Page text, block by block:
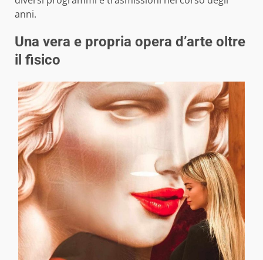
anni.
Una vera e propria opera d’arte oltre
il fisico